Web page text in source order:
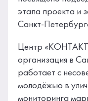
этапа проекта и
Санкт-
Центр
организация в
работает с
молодёжью в
мониторинга